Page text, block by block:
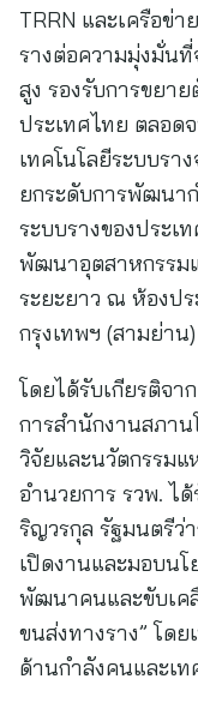
TRRN และเครือข่
รางต่อความมุ่งมั่น
สูง รองรับการขยา
ประเทศไทย ตลอด
เทคโนโลยีระบบร
ยกระดับการพัฒนา
ระบบรางของประเ
พัฒนาอุตสาหกรรม
ระยะยาว ณ ห้องป
กรุงเทพฯ (สามย่าน)
โดยได้รับเกียรติจ
การสำนักงานสภา
วิจัยและนวัตกรรม
อำนวยการ รวพ. ไ
ริญวรกุล รัฐมนตรีว่
เปิดงานและมอบนโ
พัฒนาคนและขับเค
ขนส่งทางราง” โด
ด้านกำลังคนและเท